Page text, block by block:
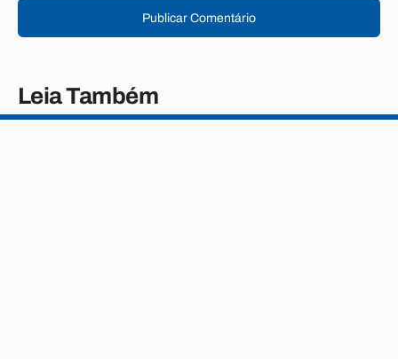
Publicar Comentário
Leia Também